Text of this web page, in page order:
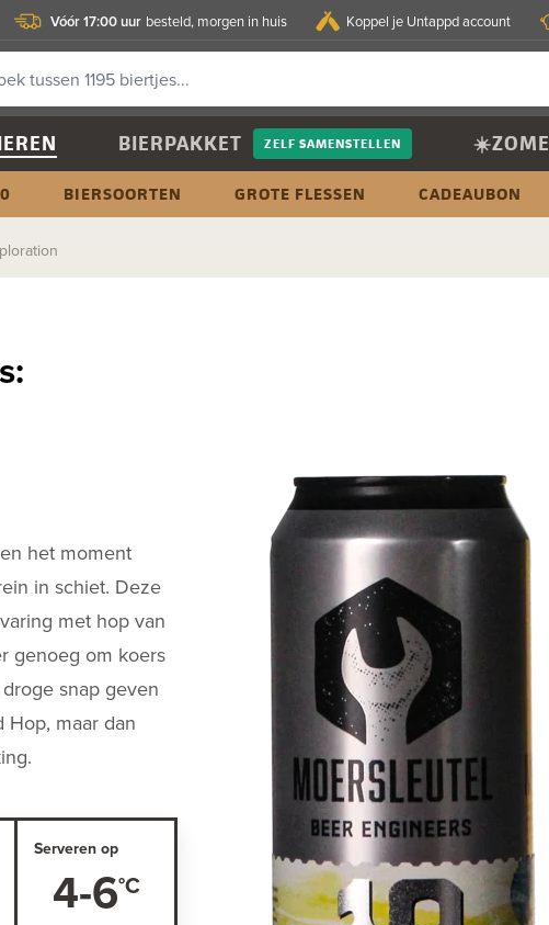
Vóór 17:00 uur besteld, morgen in huis Koppel je Untappd account
BIERPAKKET ZELF SAMENSTELLEN
BIERSOORTEN GROTE FLESSEN CADEAUBON
het moment
in schiet. Deze
met hop van
genoeg om koers
snap geven
Hop, maar dan
Serveren op
4-6